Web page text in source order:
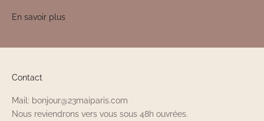
En savoir plus
Contact
Mail: bonjour@23maiparis.com
Nous reviendrons vers vous sous 48h ouvrées.